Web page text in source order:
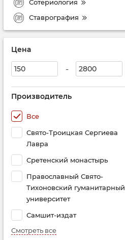
Сотериология
Ставрография
Цена
-
Производитель
Все
Свято-Троицкая Сергиева
Лавра
Сретенский монастырь
Православный Свято-
Тихоновский гуманитарный
университет
Самшит-издат
Смотреть все